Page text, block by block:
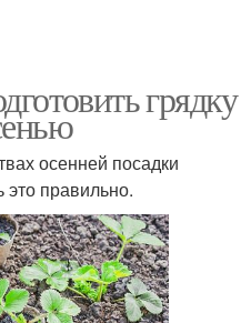
грядку
осенней посадки
это правильно.